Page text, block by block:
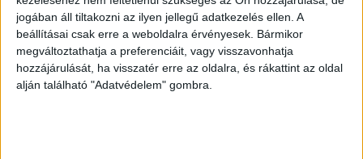
jogában áll tiltakozni az ilyen jellegű adatkezelés ellen. A
beállításai csak erre a weboldalra érvényesek. Bármikor
megváltoztathatja a preferenciáit, vagy visszavonhatja
hozzájárulását, ha visszatér erre az oldalra, és rákattint az oldal
alján található "Adatvédelem" gombra.
sérülés miatt nem játszottak az Aalborg ellen 33-
27-re megnyert BL-mérkőzésen.